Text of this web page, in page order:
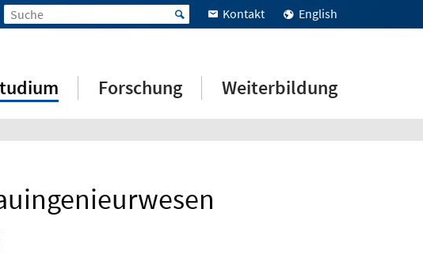
Kontakt English
Forschung Weiterbildung